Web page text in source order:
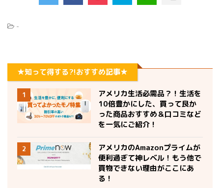
-
★知って得する?!おすすめ記事★
1
アメリカ生活必需品？！生活を
10倍豊かにした、買って良か
った商品おすすめ＆口コミなど
を一気にご紹介！
2
アメリカのAmazonプライムが
便利過ぎて神レベル！もう他で
買物できない理由がここにあ
る！